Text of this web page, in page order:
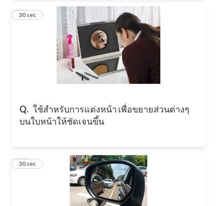
Q. ใช้สำหรับการแต่งหน้า เพื่อขยายส่วนต่างๆ
บนใบหน้าให้ชัดเจนขึ้น
13
30 sec
14
30 sec